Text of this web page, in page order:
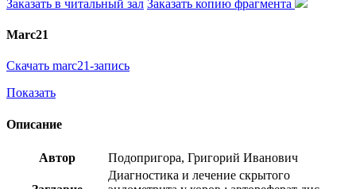
Заказать в читальный зал Заказать копию фрагмента
Marc21
Скачать marc21-запись
Показать
Описание
Автор Подопригора, Григорий Иванович
Диагностика и лечение скрытого